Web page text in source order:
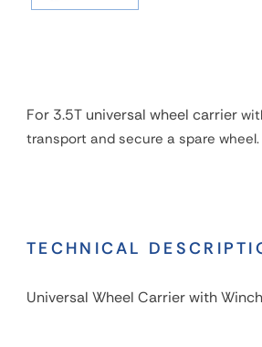
For 3.5T universal wheel carrier
transport and secure a spare wheel.
TECHNICAL
Universal Wheel Carrier with